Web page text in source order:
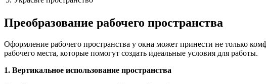
Преобразование рабочего пространства
Оформление рабочего пространства у окна может принести не только
рабочего места, которые помогут создать идеальные условия для работы.
1. Вертикальное использование пространства